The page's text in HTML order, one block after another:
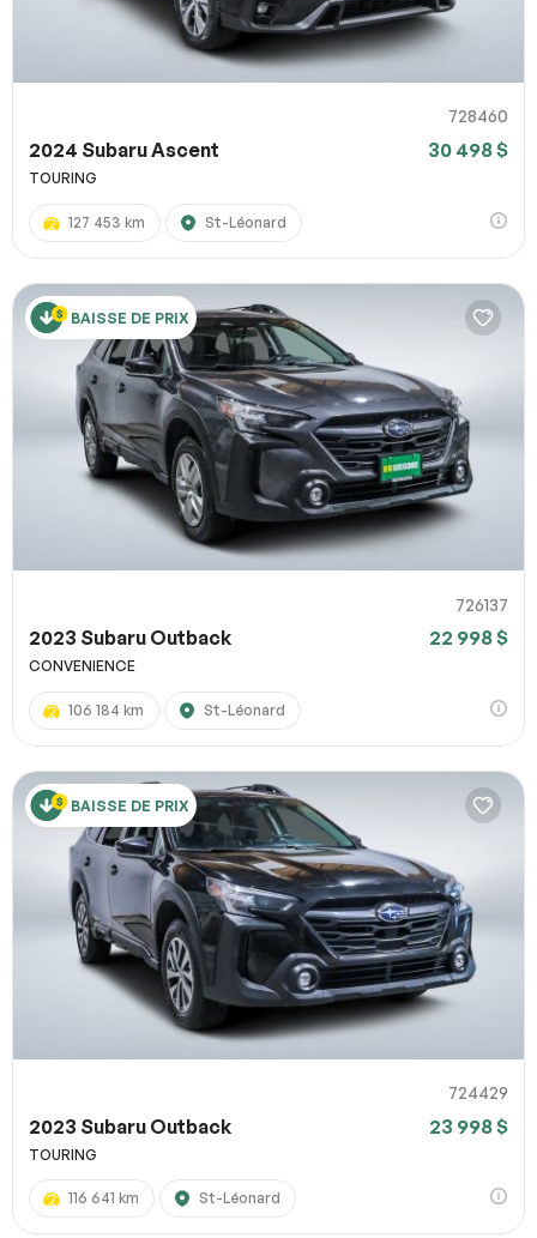
728460
2024 Subaru Ascent 30 498 $
TOURING
127 453 km St-Léonard
BAISSE DE PRIX
726137
2023 Subaru Outback 22 998 $
CONVENIENCE
106 184 km St-Léonard
BAISSE DE PRIX
724429
2023 Subaru Outback 23 998 $
TOURING
116 641 km St-Léonard